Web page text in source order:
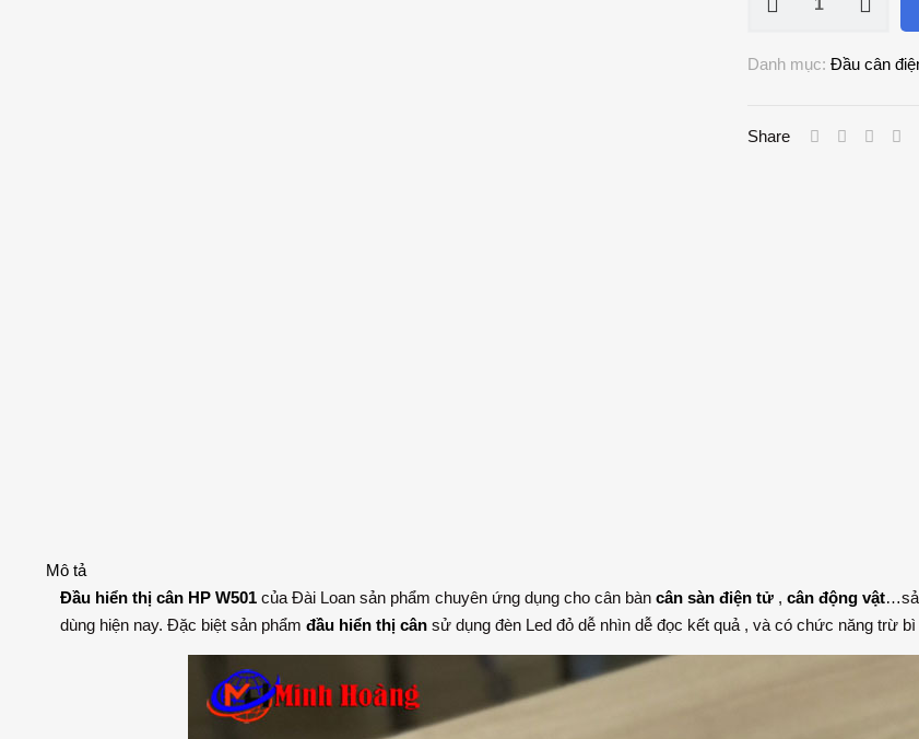
cân
tử
Danh mục: Đầu cân
Share
Mô tả
Đầu hiển thị cân HP W501của Đài Loan sản phẩm chuyên ứng dụng cho cân bàn cân sàn điện tử, cân động vật
dùng hiện nay. Đặc biệt sản phẩm đầu hiển thị cânsử dụng đèn Led đỏ dễ nhìn dễ đọc kết quả , và có chức năng trừ